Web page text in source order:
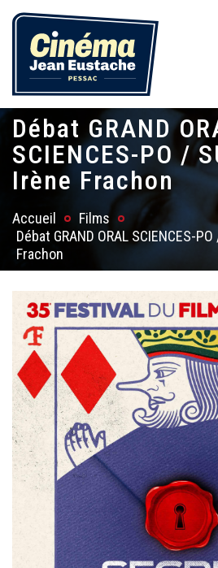
Débat GRAND
SCIENCES-PO /
Irène Frachon
Accueil
Films
Débat GRAND ORAL SCIENCES-
Frachon